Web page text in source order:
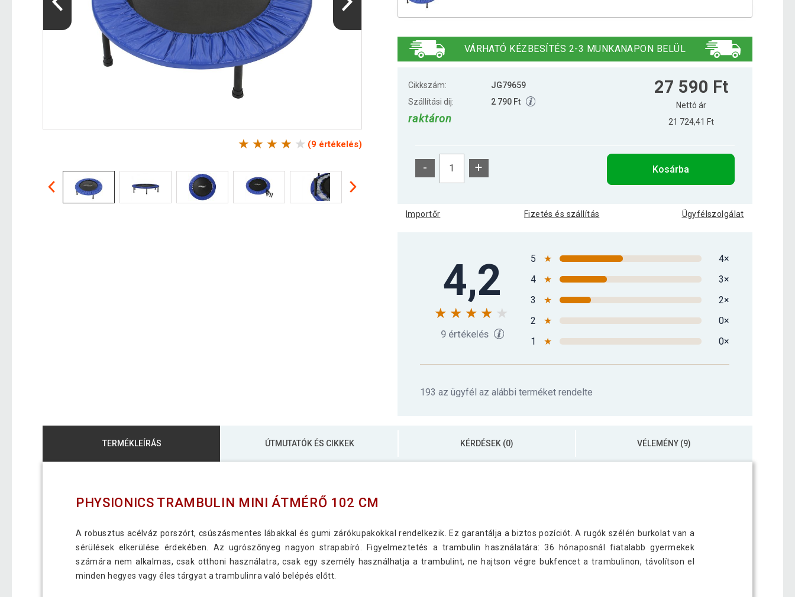
(9 értékelés)
PHYSIONICS Trambulin mini 122 cm 33 390 Ft
18 990 Ft
PHYSIONICS Trambulin mini 91 cm 17 590 Ft
VÁRHATÓ KÉZBESÍTÉS 2-3 MUNKANAPON BELÜL
Cikkszám:
JG79659
Szállítási díj:
2 790 Ft
raktáron
27 590 Ft
Nettó ár
21 724,41 Ft
- + Kosárba
Importőr Fizetés és szállítás Ügyfélszolgálat
4,2
9 értékelés
5 ★
4×
4
★
3×
3
★
2×
2
★
0×
1
★ 0×
193 az ügyfél az alábbi terméket rendelte
TERMÉKLEÍRÁS ÚTMUTATÓK ÉS CIKKEK KÉRDÉSEK (0) VÉLEMÉNY (9)
PHYSIONICS TRAMBULIN MINI ÁTMÉRŐ 102 CM
A robusztus acélváz porszórt, csúszásmentes lábakkal és gumi zárókupakokkal rendelkezik. Ez garantálja a biztos pozíciót. A rugók szélén burkolat van a
sérülések elkerülése érdekében. Az ugrószőnyeg nagyon strapabíró. Figyelmeztetés a trambulin használatára: 36 hónaposnál fiatalabb gyermekek
számára nem alkalmas, csak otthoni használatra, csak egy személy használhatja a trambulint, ne hajtson végre bukfencet a trambulinon, távolítson el
minden hegyes vagy éles tárgyat a trambulinra való belépés előtt.